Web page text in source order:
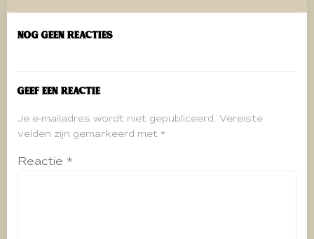
navigatie
Nog geen reacties
Geef een reactie
Je e-mailadres wordt niet gepubliceerd. Vereiste
velden zijn gemarkeerd met *
Reactie *